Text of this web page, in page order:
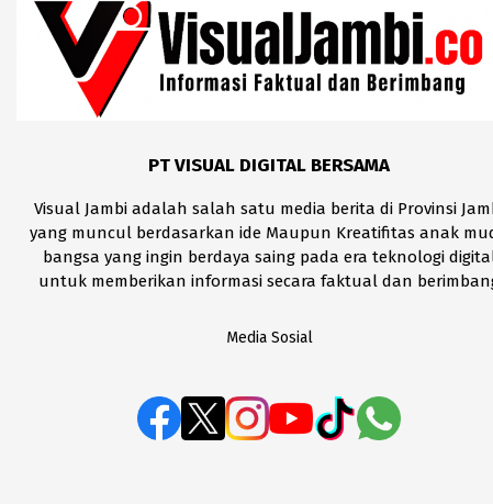
PT VISUAL DIGITAL BERSAMA
Visual Jambi adalah salah satu media berita di Provinsi
yang muncul berdasarkan ide Maupun Kreatifitas anak
bangsa yang ingin berdaya saing pada era teknologi
untuk memberikan informasi secara faktual dan
Media Sosial